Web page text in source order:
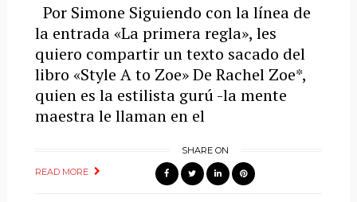
Por Simone Siguiendo con la línea de
la entrada «La primera regla», les
quiero compartir un texto sacado del
libro «Style A to Zoe» De Rachel Zoe*,
quien es la estilista gurú -la mente
maestra le llaman en el
READ MORE
SHARE ON